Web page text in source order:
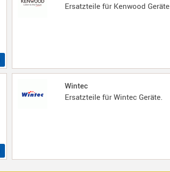
Ersatzteile für Kenwood Geräte.
Wintec
Ersatzteile für Wintec Geräte.